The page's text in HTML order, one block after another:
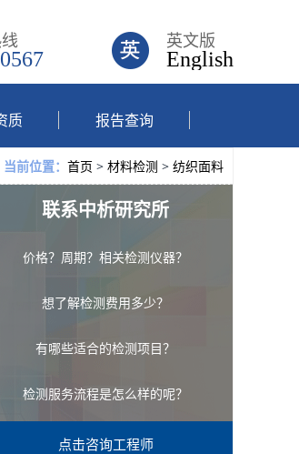
英文版
English
质 报告查询
当前位置： 首页 > 材料检测 > 纺织面料
联系中析研究所
价格？周期？相关检测仪器？
想了解检测费用多少？
有哪些适合的检测项目？
检测服务流程是怎么样的呢？
点击咨询工程师